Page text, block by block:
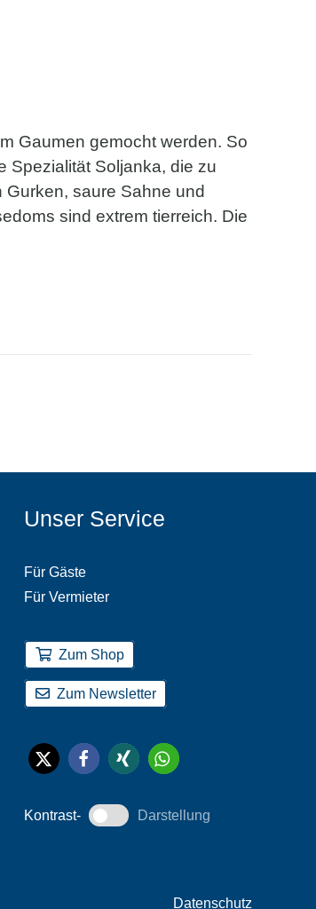
Gaumen gemocht werden. So
Spezialität Soljanka, die zu
saure Sahne und
sind extrem tierreich. Die
Unser Service
Für Gäste
Für Vermieter
Zum Shop
Zum Newsletter
Kontrast- Darstellung
Datenschutz